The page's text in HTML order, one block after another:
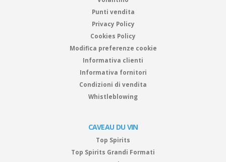
Punti vendita
Privacy Policy
Cookies Policy
Modifica preferenze cookie
Informativa clienti
Informativa fornitori
Condizioni di vendita
Whistleblowing
CAVEAU DU VIN
Top Spirits
Top Spirits Grandi Formati